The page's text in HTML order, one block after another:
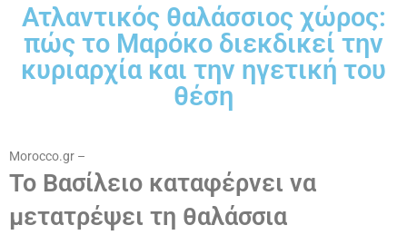
Ατλαντικός θαλάσσιος χώρος:
πώς το Μαρόκο διεκδικεί την
κυριαρχία και την ηγετική του
θέση
Morocco.gr –
Το Βασίλειο καταφέρνει να
μετατρέψει τη θαλάσσια